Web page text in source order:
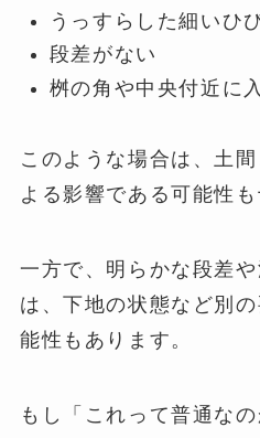
うっすらした細いひ
段差がない
桝の角や中央付近に
このような場合は、土
よる影響である可能性も
一方で、明らかな段差
は、下地の状態など別
能性もあります。
もし「これって普通な